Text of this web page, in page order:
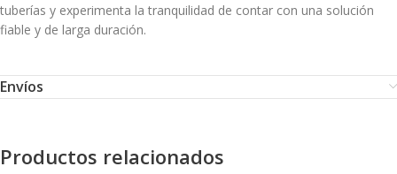
tuberías y experimenta la tranquilidad de contar con una solución
fiable y de larga duración.
Envíos
Productos relacionados